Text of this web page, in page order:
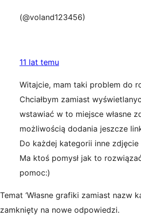
(@voland123456)
11 lat temu
Witajcie, mam taki problem do
Chciałbym zamiast
wstawiać w to miejsce własne
możliwością dodania jeszcze
Do każdej kategorii inne zdjęcie
Ma ktoś pomysł jak to
pomoc:)
Temat ‘Własne grafiki zamiast nazw
zamknięty na nowe odpowiedzi.